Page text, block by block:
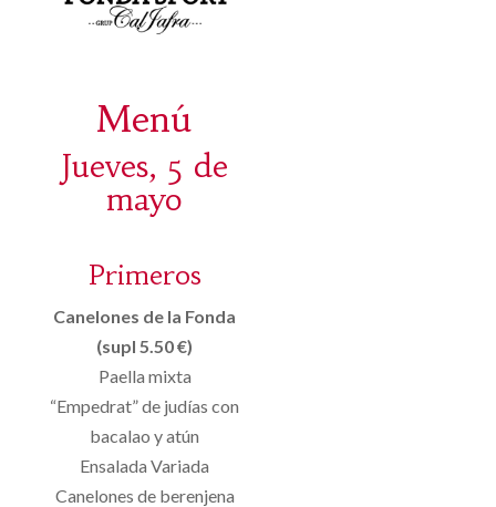
Menú
Jueves, 5 de
mayo
Primeros
Canelones de la Fonda
(supl 5.50 €)
Paella mixta
“Empedrat” de judías con
bacalao y atún
Ensalada Variada
Canelones de berenjena